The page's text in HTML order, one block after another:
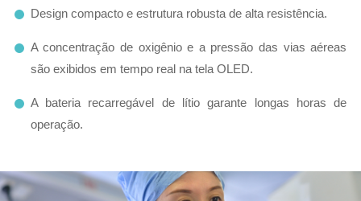
Design compacto e estrutura robusta de alta resistência.
A concentração de oxigênio e a pressão das vias aéreas
são exibidos em tempo real na tela OLED.
A bateria recarregável de lítio garante longas horas de
operação.